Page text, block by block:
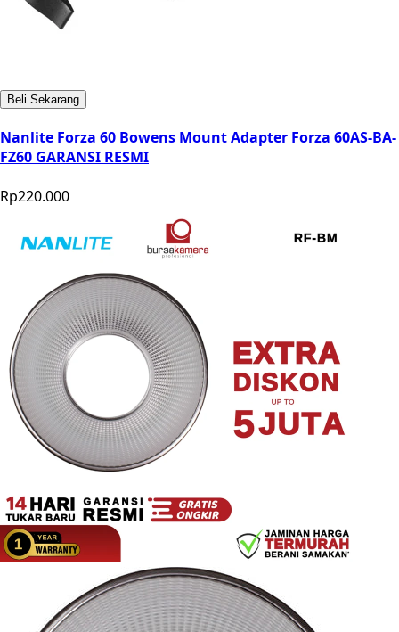
Beli Sekarang
Nanlite Forza 60 Bowens Mount Adapter Forza 60AS-BA-
FZ60 GARANSI RESMI
Rp220.000